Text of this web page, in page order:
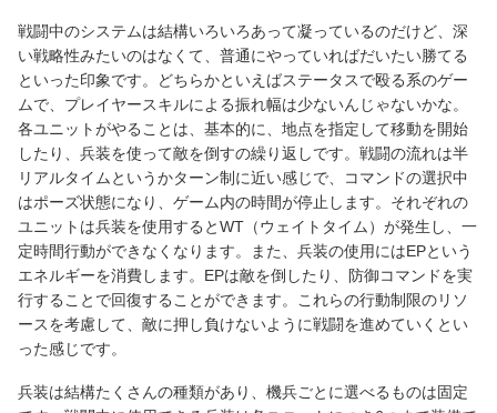
戦闘中のシステムは結構いろいろあって凝っているのだけど、深
い戦略性みたいのはなくて、普通にやっていればだいたい勝てる
といった印象です。どちらかといえばステータスで殴る系のゲー
ムで、プレイヤースキルによる振れ幅は少ないんじゃないかな。
各ユニットがやることは、基本的に、地点を指定して移動を開始
したり、兵装を使って敵を倒すの繰り返しです。戦闘の流れは半
リアルタイムというかターン制に近い感じで、コマンドの選択中
はポーズ状態になり、ゲーム内の時間が停止します。それぞれの
ユニットは兵装を使用するとWT（ウェイトタイム）が発生し、一
定時間行動ができなくなります。また、兵装の使用にはEPという
エネルギーを消費します。EPは敵を倒したり、防御コマンドを実
行することで回復することができます。これらの行動制限のリソ
ースを考慮して、敵に押し負けないように戦闘を進めていくとい
った感じです。
兵装は結構たくさんの種類があり、機兵ごとに選べるものは固定